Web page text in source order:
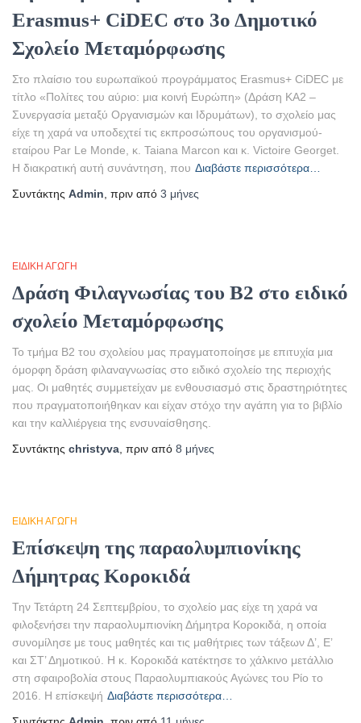
Erasmus+ CiDEC στο 3ο Δημοτικό
Σχολείο Μεταμόρφωσης
Στο πλαίσιο του ευρωπαϊκού προγράμματος Erasmus+ CiDEC με
τίτλο «Πολίτες του αύριο: μια κοινή Ευρώπη» (Δράση ΚΑ2 –
Συνεργασία μεταξύ Οργανισμών και Ιδρυμάτων), το σχολείο μας
είχε τη χαρά να υποδεχτεί τις εκπροσώπους του οργανισμού-
εταίρου Par Le Monde, κ. Taiana Marcon και κ. Victoire Georget.
Η διακρατική αυτή συνάντηση, που Διαβάστε περισσότερα…
Συντάκτης Admin , πριν από 3 μήνες
ΕΙΔΙΚΉ ΑΓΩΓΉ
Δράση Φιλαγνωσίας του Β2 στο ειδικό
σχολείο Μεταμόρφωσης
Το τμήμα Β2 του σχολείου μας πραγματοποίησε με επιτυχία μια
όμορφη δράση φιλαναγνωσίας στο ειδικό σχολείο της περιοχής
μας. Οι μαθητές συμμετείχαν με ενθουσιασμό στις δραστηριότητες
που πραγματοποιήθηκαν και είχαν στόχο την αγάπη για το βιβλίο
και την καλλιέργεια της ενσυναίσθησης.
Συντάκτης christyva , πριν από 8 μήνες
ΕΙΔΙΚΉ ΑΓΩΓΉ
Επίσκεψη της παραολυμπιονίκης
Δήμητρας Κοροκιδά
Την Τετάρτη 24 Σεπτεμβρίου, το σχολείο μας είχε τη χαρά να
φιλοξενήσει την παραολυμπιονίκη Δήμητρα Κοροκιδά, η οποία
συνομίλησε με τους μαθητές και τις μαθήτριες των τάξεων Δ’, Ε’
και ΣΤ’ Δημοτικού. Η κ. Κοροκιδά κατέκτησε το χάλκινο μετάλλιο
στη σφαιροβολία στους Παραολυμπιακούς Αγώνες του Ρίο το
2016. Η επίσκεψή Διαβάστε περισσότερα…